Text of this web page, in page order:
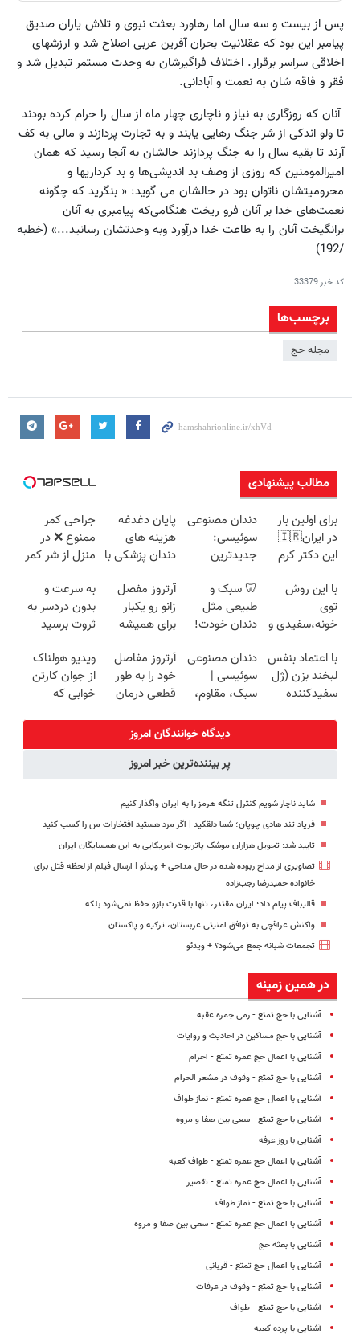
پس از بیست و سه سال اما رهاورد بعثت نبوی و تلاش یاران صدیق
پیامبر این بود که عقلانیت بحران آفرین عربی اصلاح شد و ارزشهای
اخلاقی سراسر برقرار. اختلاف فراگیرشان به وحدت مستمر تبدیل شد و
فقر و فاقه شان به نعمت و آبادانی.
آنان که روزگاری به نیاز و ناچاری چهار ماه از سال را حرام کرده بودند
تا ولو اندکی از شر جنگ رهایی یابند و به تجارت پردازند و مالی به کف
آرند تا بقیه سال را به جنگ پردازند حالشان به آنجا رسید که همان
امیر‌المومنین که روزی از وصف بد اندیشی‌ها و بد کرداریها و
محرومیتشان ناتوان بود در حالشان می گوید: « بنگرید که چگونه
نعمت‌های خدا بر آنان فرو ریخت هنگامی‌که پیامبری به آنان
برانگیخت آنان را به طاعت خدا درآورد وبه وحدتشان رسانید...» (خطبه
/192)
کد خبر33379
برچسب‌ها
مجله حج
مطالب پیشنهادی
برای اولین بار
در ایران🇮🇷
این دکتر کرم
روزه ساخت!
دندان مصنوعی
سوئیسی:
جدیدترین
سبک و مقاوم |
پرداخت قسطی
پایان دغدغه
هزینه های
دندان پزشکی با
کننده خانگی
جراحی کمر
ممنوع ❌ در
منزل از شر کمر
شوید◂پرسش‌نامه
با این روش
توی
خونه،سفیدی و
برگردون
(40%off)
🦷 سبک و
طبیعی مثل
دندان خودت!
پرداخت
اقساطی 💳 📍
تهران
آرتروز مفصل
زانو رو یکبار
برای همیشه
◗پرسش‌نامه◖
به سرعت و
بدون دردسر به
ثروت برسید
رایگان
پولسازی)
با اعتماد بنفس
لبخند بزن (ژل
سفیدکننده
دندان مصنوعی
سوئیسی |
سبک، مقاوم،
رایگان+پرداخت
اقساطی😍
آرتروز مفاصل
خود را به طور
قطعی درمان
◗پرسش‌نامه◖
ویدیو هولناک
از جوان کارتن
خوابی که
دیدگاه خوانندگان امروز
پر بیننده‌ترین خبر امروز
شاید ناچار شویم کنترل تنگه هرمز را به ایران واگذار کنیم
فریاد تند هادی چوپان؛‌ شما دلقکید | اگر مرد هستید افتخارات من را کسب کنید
تایید شد: تحویل هزاران موشک پاتریوت آمریکایی به این همسایگان ایران
تصاویری از مداح ربوده شده در حال مداحی + ویدئو | ارسال فیلم از لحظه قتل برای
خانواده‌ حمیدرضا رجب‌زاده
قالیباف پیام داد؛ ایران مقتدر، تنها با قدرت بازو حفظ نمی‌شود بلکه...
واکنش عراقچی به توافق امنیتی عربستان، ترکیه و پاکستان
تجمعات شبانه جمع می‌شود؟ + ویدئو
در همین زمینه
آشنایی با حج تمتع - رمی جمره عقبه
آشنایی با حج مساکین در احادیث و روایات
آشنایی با اعمال حج عمره تمتع - احرام
آشنایی با حج تمتع - وقوف در مشعر الحرام
آشنایی با اعمال حج عمره تمتع - نماز طواف
آشنایی با حج تمتع - سعی بین صفا و مروه
آشنایی با روز عرفه
آشنایی با اعمال حج عمره تمتع - طواف کعبه
آشنایی با اعمال حج عمره تمتع - تقصیر
آشنایی با حج تمتع - نماز طواف
آشنایی با اعمال حج عمره تمتع - سعى بین صفا و مروه
آشنایی با بعثه حج
آشنایی با اعمال حج تمتع - قربانی
آشنایی با حج تمتع - وقوف در عرفات
آشنایی با حج تمتع - طواف
آشنایی با پرده کعبه